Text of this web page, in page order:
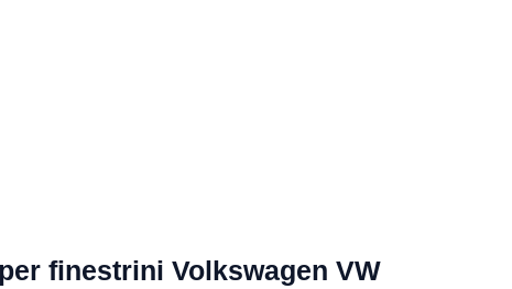
finestrini Volkswagen VW